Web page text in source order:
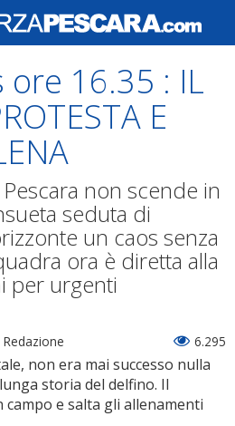
ore 16.35 : IL
E
non scende in
seduta di
un caos senza
ora è diretta alla
per urgenti
Redazione 6.295
non era mai successo nulla
storia del delfino. Il
campo e salta gli allenamenti